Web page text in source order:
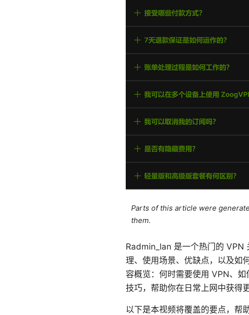
Parts of this article were
them.
Radmin_lan 是一个热门的 VPN
理、使用场景、优缺点，以及如
容概览：何时需要使用 VPN、
技巧，帮助你在日常上网中获得
以下是本视频将覆盖的要点，帮